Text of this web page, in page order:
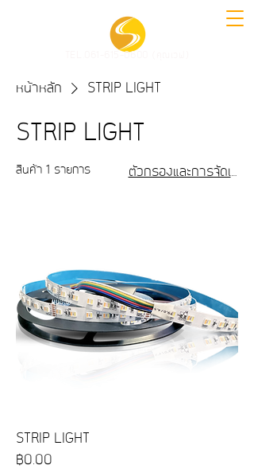
TEL.061-615-0600 (คุณเวฟ)
หน้าหลัก STRIP LIGHT
STRIP LIGHT
สินค้า 1 รายการ ตัวกรองและการจัดเรียง
STRIP LIGHT
ราคา
฿0.00